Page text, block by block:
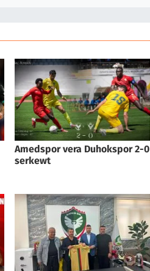
Amedspor vera Duhokspor 2-0
serkewt